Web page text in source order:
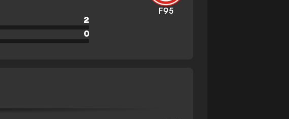
F95
2
0